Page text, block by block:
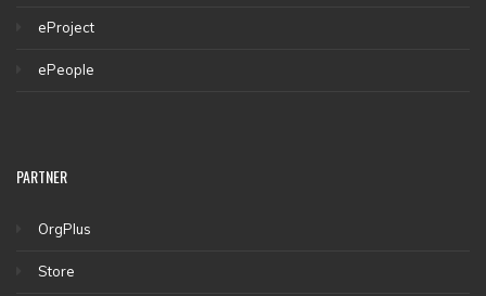
eProject
ePeople
PARTNER
OrgPlus
Store